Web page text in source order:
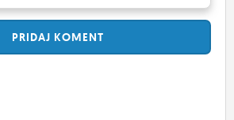
PRIDAJ KOMENT